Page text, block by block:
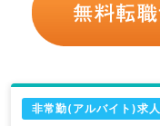
非常勤(アルバイト)求人